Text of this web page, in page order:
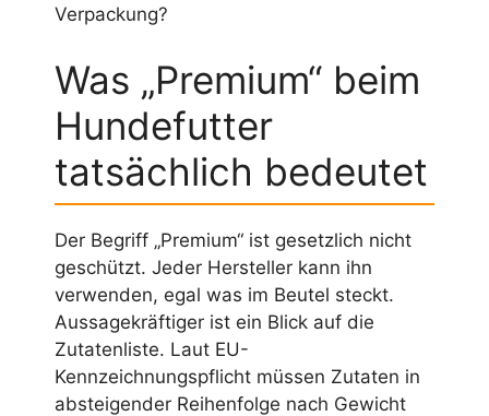
Verpackung?
Was „Premium“ beim
Hundefutter
tatsächlich bedeutet
Der Begriff „Premium“ ist gesetzlich nicht
geschützt. Jeder Hersteller kann ihn
verwenden, egal was im Beutel steckt.
Aussagekräftiger ist ein Blick auf die
Zutatenliste. Laut EU-
Kennzeichnungspflicht müssen Zutaten in
absteigender Reihenfolge nach Gewicht